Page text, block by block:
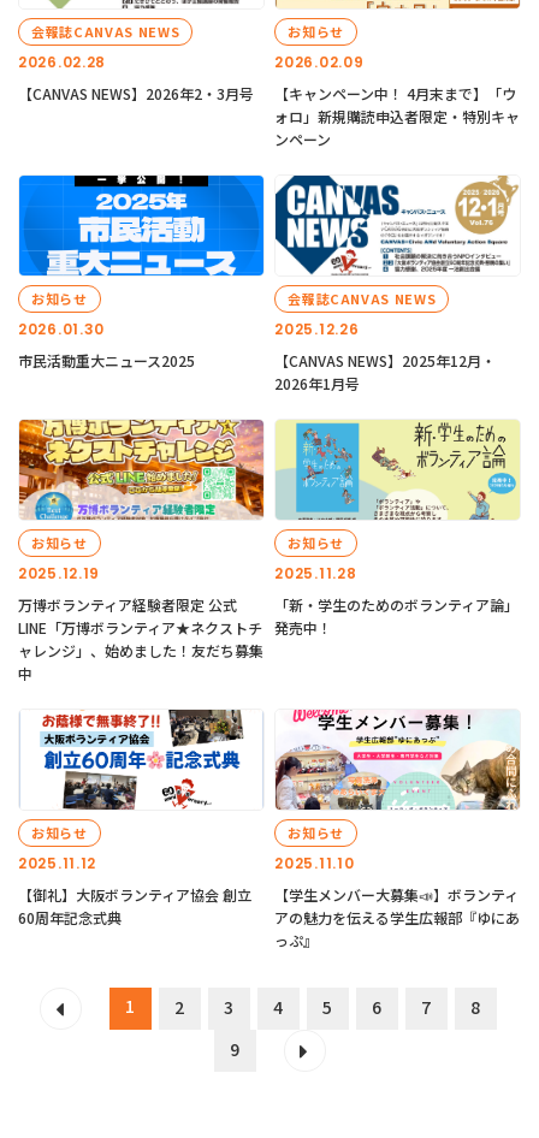
2026.02.28
会報誌CANVAS NEWS
【CANVAS NEWS】2026年2・3月号
2026.02.09
お知らせ
【キャンペーン中！ 4月末まで】「ウ
ォロ」新規購読申込者限定・特別キャ
ンペーン
2026.01.30
お知らせ
市民活動重大ニュース2025
2025.12.26
会報誌CANVAS NEWS
【CANVAS NEWS】2025年12月・
2026年1月号
2025.12.19
お知らせ
万博ボランティア経験者限定 公式
LINE「万博ボランティア★ネクストチ
ャレンジ」、始めました！友だち募集
中
2025.11.28
お知らせ
「新・学生のためのボランティア論」
発売中！
2025.11.12
お知らせ
【御礼】大阪ボランティア協会 創立
60周年記念式典
2025.11.10
お知らせ
【学生メンバー大募集📣】ボランティ
アの魅力を伝える学生広報部『ゆにあ
っぷ』
1 2 3 4 5 6 7
8
9